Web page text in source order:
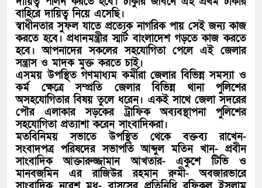
বাহিরে দায়িত্ব নিয়ে এসেছি।
স্বাধীনতার সুফল যাতে প্রত্যেক নাগরিক পায় সেই জন্য কাজ
করতে হবে। প্রধানমন্ত্রীর স্মার্ট বাংলাদেশ গড়তে কাজ করতে
হবে। আপনাদের সকলের সহযোগিতা পেলে এই জেলার
সন্ত্রাস ও মাদক মুক্ত করতে চাই।
এসময় উপস্থিত গণমাধ্যম কর্মীরা জেলার বিভিন্ন সমস্যা ও
কর্ম ক্ষেত্রে সম্প্রতি জেলার বিভিন্ন থানা পুলিশের
অসহযোগিতার বিষয় তুলে ধরেন। একই সাথে জেলা সদরের
পৌর এলাকার সড়কের ট্রাফিক অব্যবস্থাপনা পুলিশের
সহযোগিতা প্রত্যাশা করেন সাংবাদিকরা।
মতবিনিময় সভাতে উপস্থিত থেকে বক্তব্য রাখেন-
সংবাদপত্র পরিষদের সভাপতি আব্দুল মতিন খান- প্রবীন
সাংবাদিক আক্তারুজ্জামান আখতার- একুশে টিভি ও
মানবজমিন এর রাজিউর রহমান রুমী- অবজারভারে